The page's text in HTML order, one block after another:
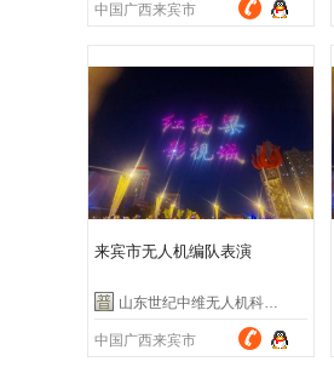
中国广西来宾市
来宾市无人机编队表演
山东世纪中维无人机科技有限公司
中国广西来宾市